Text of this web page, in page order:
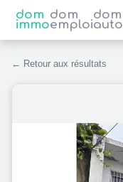
dom
immo
dom
emploi
dom
auto
← Retour aux résultats